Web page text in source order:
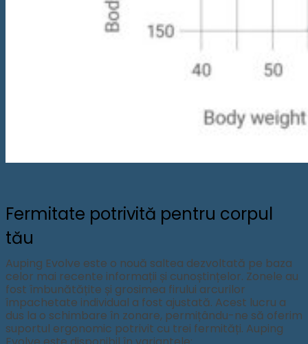
Fermitate potrivită pentru corpul
tău
Auping Evolve este o nouă saltea dezvoltată pe baza
celor mai recente informații și cunoștințelor. Zonele au
fost îmbunătățite și grosimea firului arcurilor
împachetate individual a fost ajustată. Acest lucru a
dus la o schimbare în zonare, permițându-ne să oferim
suportul ergonomic potrivit cu trei fermități. Auping